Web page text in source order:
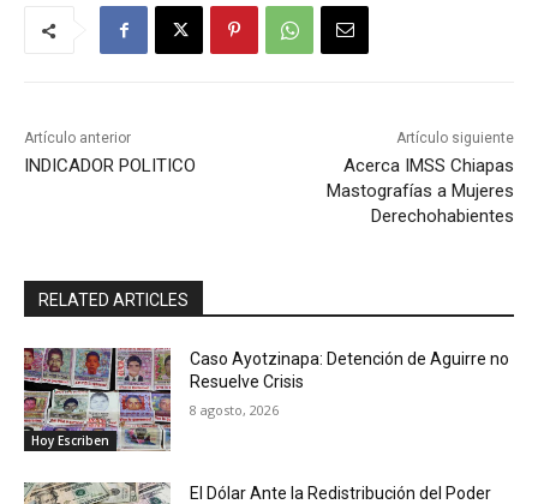
Artículo anterior
INDICADOR POLITICO
Artículo siguiente
Acerca IMSS Chiapas
Mastografías a Mujeres
Derechohabientes
RELATED ARTICLES
Hoy Escriben
Caso Ayotzinapa: Detención de Aguirre no
Resuelve Crisis
8 agosto, 2026
El Dólar Ante la Redistribución del Poder